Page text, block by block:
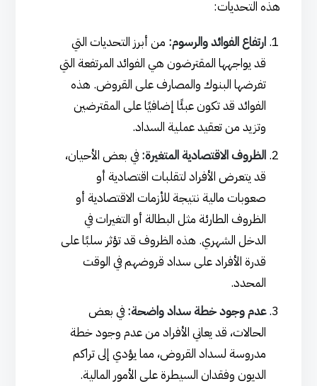
هذه التحديات:
ارتفاع الفوائد والرسوم: من أبرز التحديات التي
قد يواجهها المقترضون هي الفوائد المرتفعة التي
تفرضها البنوك والمصارف على القروض. هذه
الفوائد قد تكون عبئًا إضافيًا على المقترضين
وتزيد من تعقيد عملية السداد.
الظروف الاقتصادية المتغيرة: في بعض الأحيان،
قد يتعرض الأفراد لتقلبات اقتصادية أو
صعوبات مالية نتيجة للأزمات الاقتصادية أو
الظروف الطارئة مثل البطالة أو التغيرات في
الدخل الشهري. هذه الظروف قد تؤثر سلبًا على
قدرة الأفراد على سداد قروضهم في الوقت
المحدد.
عدم وجود خطة سداد واضحة: في بعض
الحالات، قد يعاني الأفراد من عدم وجود خطة
مدروسة لسداد القروض، مما يؤدي إلى تراكم
الديون وفقدان السيطرة على الأمور المالية.